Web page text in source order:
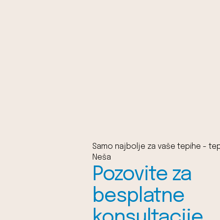
Samo najbolje za vaše tepihe -
Neša
Pozovite za
besplatne